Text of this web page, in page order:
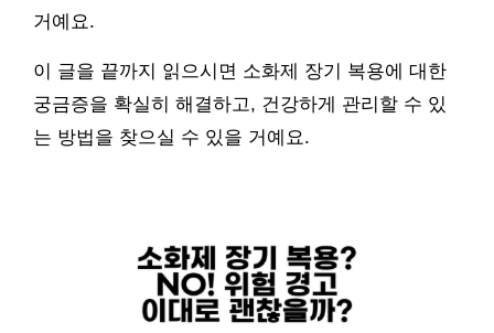
거예요.
이 글을 끝까지 읽으시면 소화제 장기 복용에 대한
궁금증을 확실히 해결하고, 건강하게 관리할 수 있
는 방법을 찾으실 수 있을 거예요.